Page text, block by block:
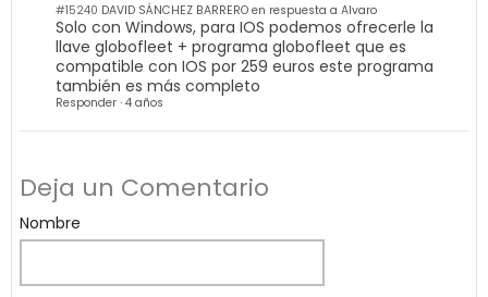
#15240
DAVID SÁNCHEZ BARRERO en respuesta a Alvaro
Solo con Windows, para IOS podemos ofrecerle la
llave globofleet + programa globofleet que es
compatible con IOS por 259 euros este programa
también es más completo
Responder · 4 años
Deja un Comentario
Nombre